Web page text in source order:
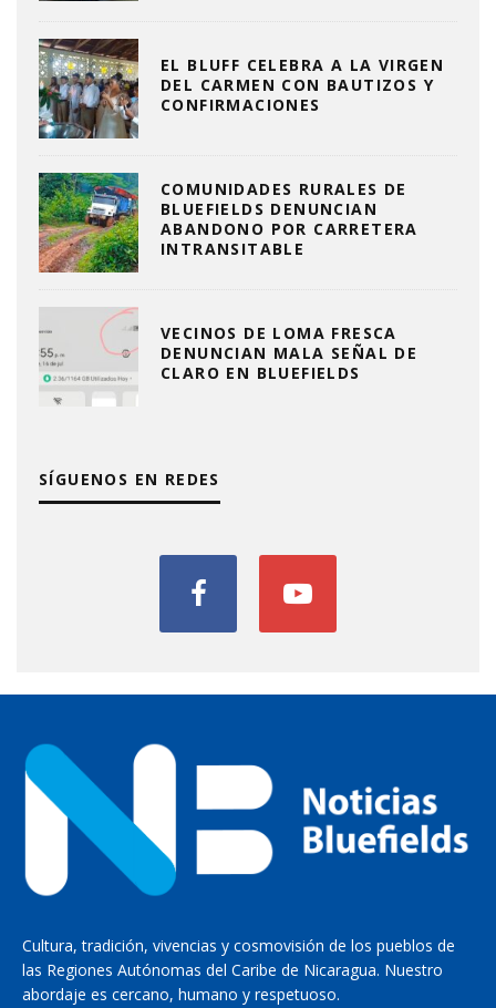
EL BLUFF CELEBRA A LA VIRGEN
DEL CARMEN CON BAUTIZOS Y
CONFIRMACIONES
COMUNIDADES RURALES DE
BLUEFIELDS DENUNCIAN
ABANDONO POR CARRETERA
INTRANSITABLE
VECINOS DE LOMA FRESCA
DENUNCIAN MALA SEÑAL DE
CLARO EN BLUEFIELDS
SÍGUENOS EN REDES
Cultura, tradición, vivencias y cosmovisión de los pueblos de
las Regiones Autónomas del Caribe de Nicaragua. Nuestro
abordaje es cercano, humano y respetuoso.